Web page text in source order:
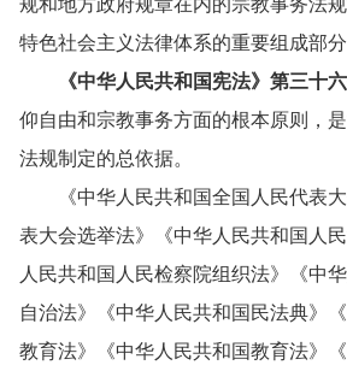
特色社会主义法律体系的重要组成部分
《中华人民共和国宪法》 第三十
仰自由和宗教事务方面的根本原则，
法规制定的总依据。
《中华人民共和国全国人民代表
表大会选举法》《中华人民共和国人
人民共和国人民检察院组织法》《中
自治法》《中华人民共和国民法典》
教育法》《中华人民共和国教育法》